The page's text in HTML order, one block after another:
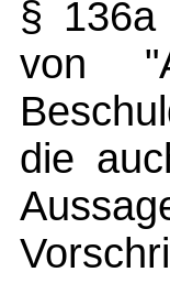
§ 136a
von
die